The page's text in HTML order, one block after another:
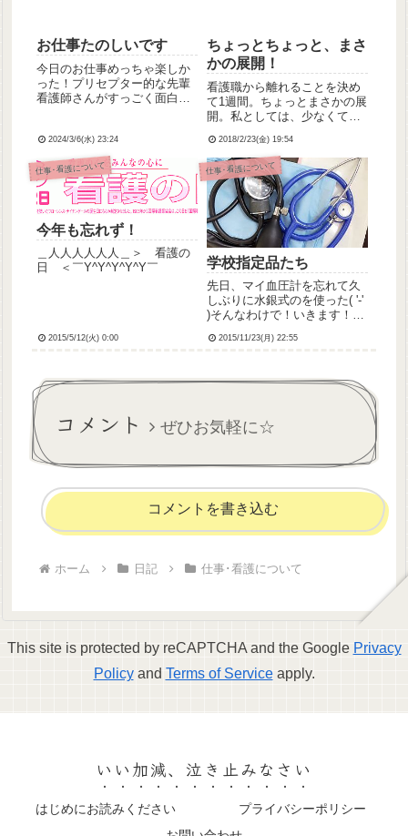
お仕事たのしいです
今日のお仕事めっちゃ楽しか
った！プリセプター的な先輩
看護師さんがすっごく面白い
待してもらって、スタッフの
一員になれた感がして嬉しか
ったよ！まだ戦力ではないけ
ど、早く戦力にな...
2024/3/6(水) 23:24
ちょっとちょっと、まさ
かの展開！
看護職から離れることを決め
て1週間。ちょっとまさかの展
開。私としては、少なくても
距離を置くつもりだったのだ
けど、今日、総師長と病棟師
長から早速(？)病棟勤務に復
帰して欲しい旨を打診された
のだ！……早ッ！！！！マ
ジ...
2018/2/23(金) 19:54
仕事･看護について
今年も忘れず！
＿人人人人人人＿＞ 看護の
日 ＜￣Y^Y^Y^Y^Y￣
2015/5/12(火) 0:00
仕事･看護について
学校指定品たち
先日、マイ血圧計を忘れて久
しぶりに水銀式のを使った( '-'
)そんなわけで！いきます！思
ーズ！(前回はこちら)今回は
記から。
2015/11/23(月) 22:55
コメント ぜひお気軽に☆
コメントを書き込む
ホーム 日記 仕事･看護について
This site is protected by reCAPTCHA and the Google Privacy
Policyand Terms of Serviceapply.
いい加減、泣き止みなさい
はじめにお読みください
プライバシーポリシー